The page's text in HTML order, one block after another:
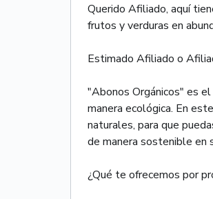
Querido Afiliado, aquí
frutos y verduras en
Estimado Afiliado o
"Abonos Orgánicos" es
manera ecológica. En
naturales, para que
de manera sostenible en
¿Qué te ofrecemos por